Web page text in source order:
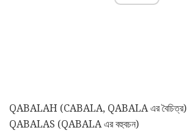
QABALAH (CABALA, QABALA এর বৈচিত্র)
QABALAS (QABALA এর বহুবচন)